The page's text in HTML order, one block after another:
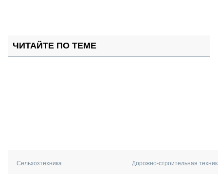
ЧИТАЙТЕ ПО ТЕМЕ
Сельхозтехника Дорожно-строительная